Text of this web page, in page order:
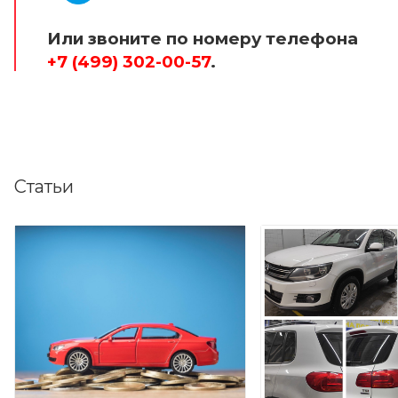
Или звоните по номеру телефона
+7 (499) 302-00-57.
Статьи